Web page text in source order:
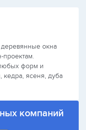
деревянные окна
проектам.
форм и
кедра, ясеня, дуба
компаний